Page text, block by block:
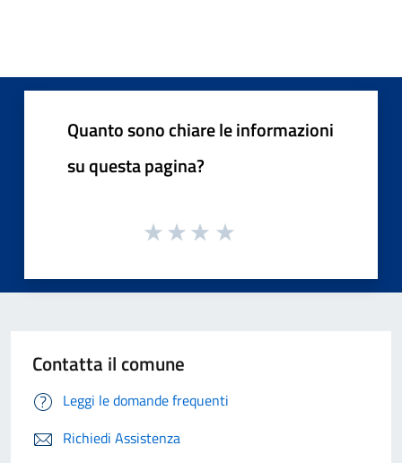
Quanto sono chiare le informazioni
su questa pagina?
Contatta il comune
Leggi le domande frequenti
Richiedi Assistenza